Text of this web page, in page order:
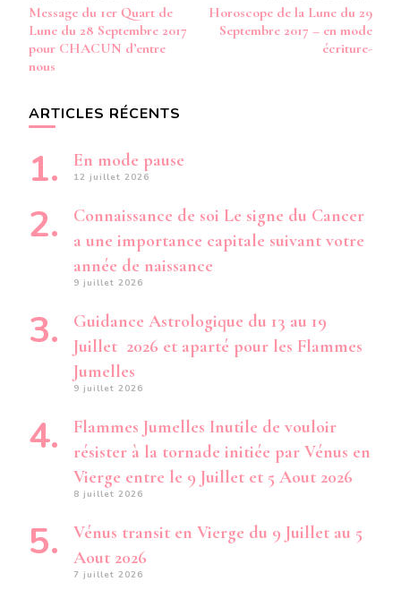
d’article
Message du 1er Quart de
Lune du 28 Septembre 2017
pour CHACUN d’entre
nous
Horoscope de la Lune du 29
Septembre 2017 – en mode
écriture-
ARTICLES RÉCENTS
En mode pause
12 juillet 2026
Connaissance de soi Le signe du Cancer
a une importance capitale suivant votre
année de naissance
9 juillet 2026
Guidance Astrologique du 13 au 19
Juillet 2026 et aparté pour les Flammes
Jumelles
9 juillet 2026
Flammes Jumelles Inutile de vouloir
résister à la tornade initiée par Vénus en
Vierge entre le 9 Juillet et 5 Aout 2026
8 juillet 2026
Vénus transit en Vierge du 9 Juillet au 5
Aout 2026
7 juillet 2026